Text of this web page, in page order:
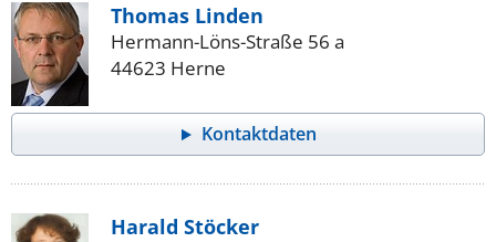
Thomas Linden
Hermann-Löns-Straße 56 a
44623 Herne
Kontaktdaten
Harald Stöcker